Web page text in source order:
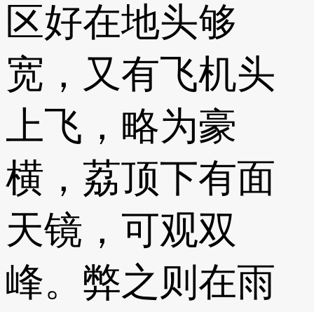
区好在地头够
宽，又有飞机头
上飞，略为豪
横，荔顶下有面
天镜，可观双
峰。弊之则在雨